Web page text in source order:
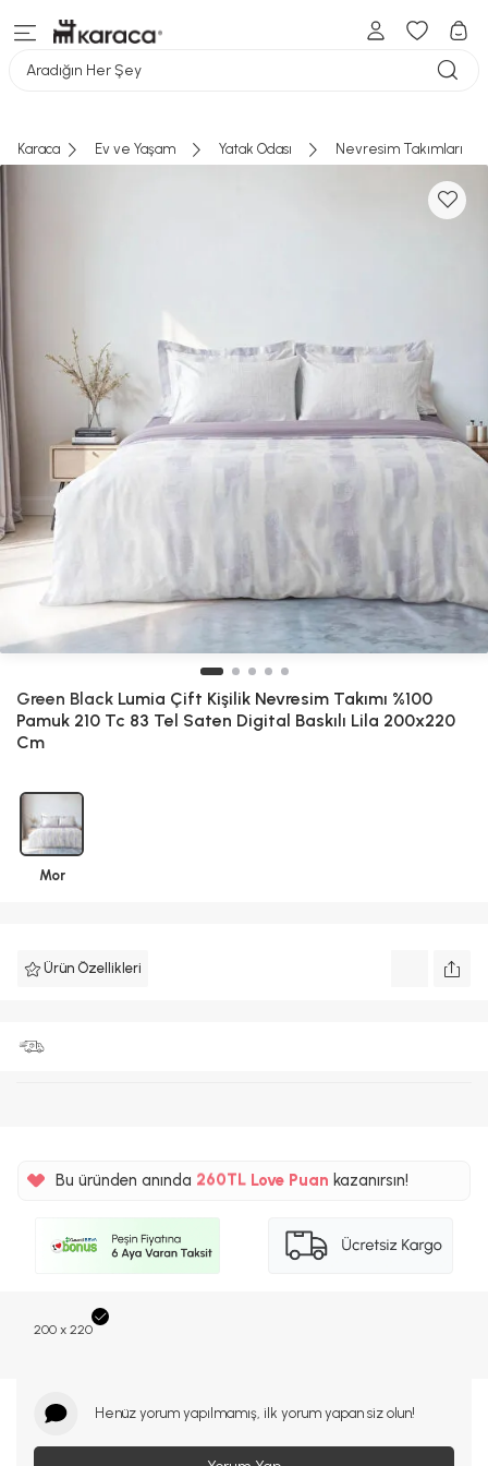
Aradığın Her Şey
Karaca Ev ve Yaşam Yatak Odası Nevresim Takımları
Green Black Lumia Çift Kişilik Nevresim Takımı %100
Pamuk 210 Tc 83 Tel Saten Digital Baskılı Lila 200x220
Cm
Mor
Ürün Özellikleri
Bu üründen anında 260TL Love Puan kazanırsın!
200 x 220
Henüz yorum yapılmamış, ilk yorum yapan siz olun!